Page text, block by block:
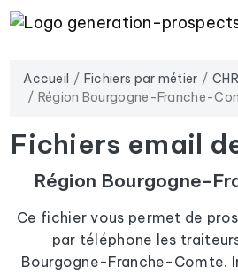
Accueil Fichiers par métier CHR
Région Bourgogne-Franche-
Fichiers email
Région Bourgogne-
Ce fichier vous permet de
par téléphone les
Bourgogne-Franche-Comte.